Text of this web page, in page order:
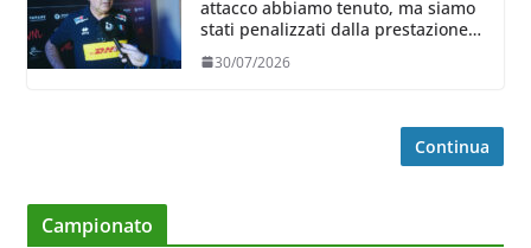
attacco abbiamo tenuto, ma siamo
stati penalizzati dalla prestazione
30/07/2026
Continua
Campionato